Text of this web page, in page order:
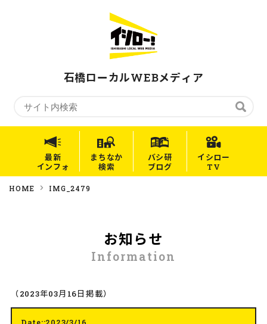
石橋ローカルWEBメディア
最新
インフォ
まちなか
検索
バシ研
ブログ
イシロー
TV
HOME IMG_2479
お知らせ
Information
（2023年03月16日掲載）
Date::2023/3/16